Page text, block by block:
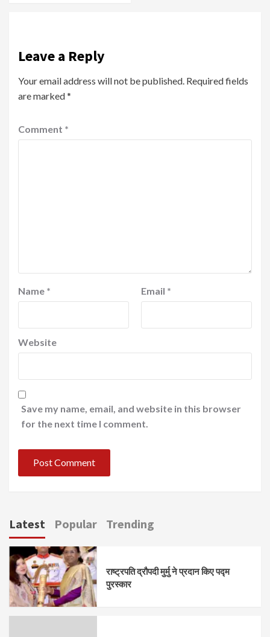
Leave a Reply
Your email address will not be published. Required fields
are marked*
Comment *
Name * Email *
Website
Save my name, email, and website in this browser
for the next time I comment.
Latest Popular Trending
राष्ट्रपति द्रौपदी मुर्मु ने प्रदान किए पद्म
पुरस्कार